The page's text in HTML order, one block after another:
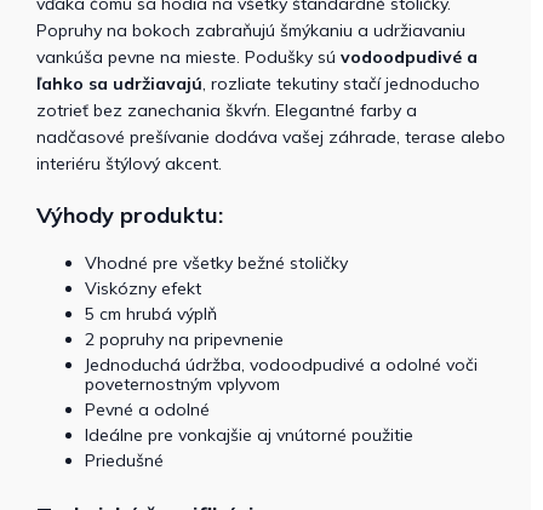
Popruhy na bokoch zabraňujú šmýkaniu a udržiavaniu
vankúša pevne na mieste. Podušky sú vodoodpudivé a
ľahko sa udržiavajú , rozliate tekutiny stačí jednoducho
zotrieť bez zanechania škvŕn. Elegantné farby a
nadčasové prešívanie dodáva vašej záhrade, terase alebo
interiéru štýlový akcent.
Výhody produktu:
Vhodné pre všetky bežné stoličky
Viskózny efekt
5 cm hrubá výplň
2 popruhy na pripevnenie
Jednoduchá údržba, vodoodpudivé a odolné voči
poveternostným vplyvom
Pevné a odolné
Ideálne pre vonkajšie aj vnútorné použitie
Priedušné